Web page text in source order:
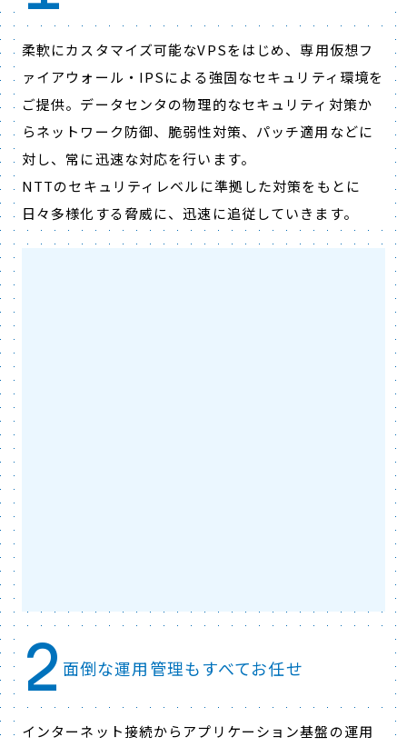
柔軟にカスタマイズ可能なVPSをはじめ、専用仮想フ
ァイアウォール・IPSによる強固なセキュリティ環境を
ご提供。データセンタの物理的なセキュリティ対策か
らネットワーク防御、脆弱性対策、パッチ適用などに
対し、常に迅速な対応を行います。
NTTのセキュリティレベルに準拠した対策をもとに
日々多様化する脅威に、迅速に追従していきます。
2 面倒な運用管理もすべてお任せ
インターネット接続からアプリケーション基盤の運用